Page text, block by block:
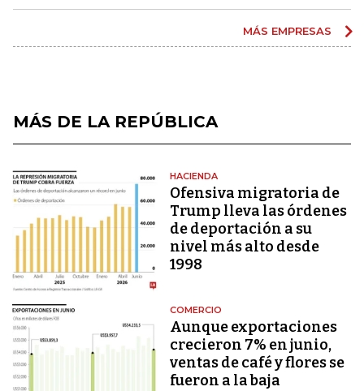
MÁS EMPRESAS
MÁS DE LA REPÚBLICA
HACIENDA
Ofensiva migratoria de
Trump lleva las órdenes
de deportación a su
nivel más alto desde
1998
COMERCIO
Aunque exportaciones
crecieron 7% en junio,
ventas de café y flores se
fueron a la baja